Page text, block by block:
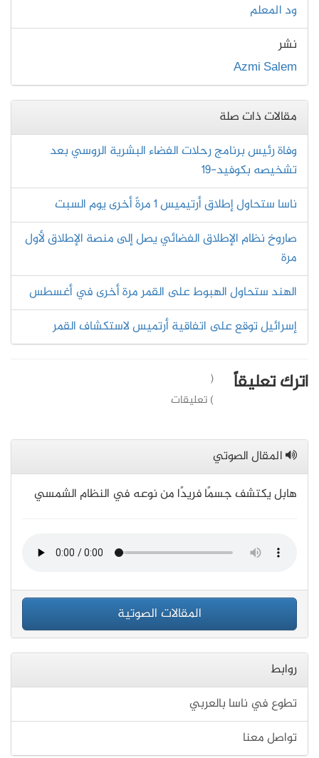
ود المعلم
نشر
Azmi Salem
مقالات ذات صلة
وفاة رئيس برنامج رحلات الفضاء البشرية الروسي بعد
تشخيصه بكوفيد-19
ناسا ستحاول إطلاق أرتيميس 1 مرةً أخرى يوم السبت
صاروخ نظام الإطلاق الفضائي يصل إلى منصة الإطلاق لأول
مرة
الهند ستحاول الهبوط على القمر مرة أخرى في أغسطس
إسرائيل توقع على اتفاقية أرتميس لاستكشاف القمر
اترك تعليقاً
(
) تعليقات
المقال الصوتي
هابل يكتشف جسمًا فريدًا من نوعه في النظام الشمسي
المقالات الصوتية
روابط
تطوع في ناسا بالعربي
تواصل معنا